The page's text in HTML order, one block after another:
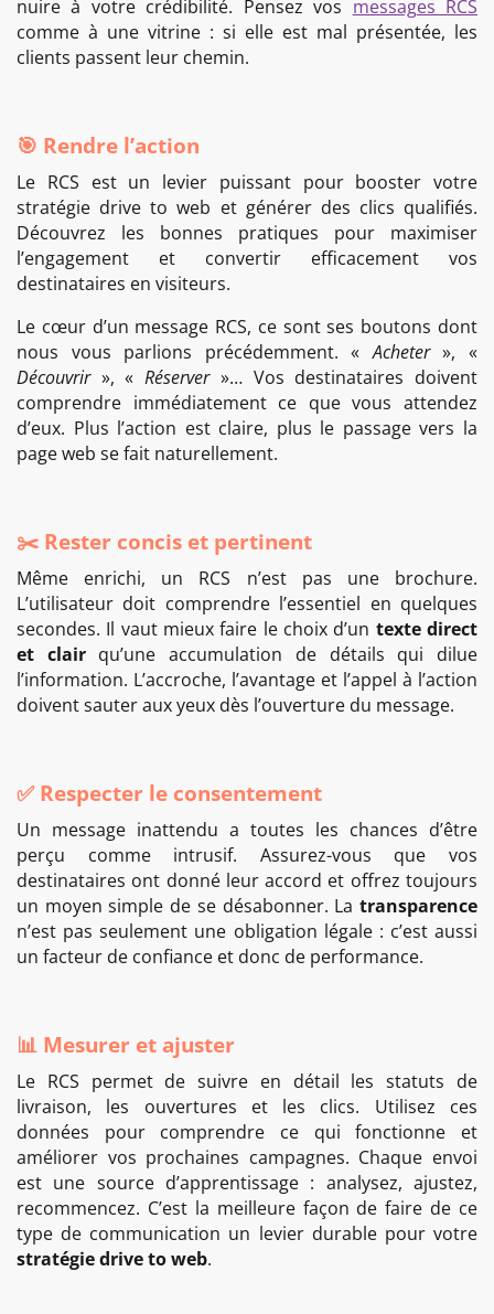
nuire à votre crédibilité. Pensez vos messages RCS
comme à une vitrine : si elle est mal présentée, les
clients passent leur chemin.
🎯 Rendre l’action
Le RCS est un levier puissant pour booster votre
stratégie drive to web et générer des clics qualifiés.
Découvrez les bonnes pratiques pour maximiser
l’engagement et convertir efficacement vos
destinataires en visiteurs.
Le cœur d’un message RCS, ce sont ses boutons dont
nous vous parlions précédemment. «Acheter», «
Découvrir», «Réserver»… Vos destinataires doivent
comprendre immédiatement ce que vous attendez
d’eux. Plus l’action est claire, plus le passage vers la
page web se fait naturellement.
✂️ Rester concis et pertinent
Même enrichi, un RCS n’est pas une brochure.
L’utilisateur doit comprendre l’essentiel en quelques
secondes. Il vaut mieux faire le choix d’un texte direct
et clairqu’une accumulation de détails qui dilue
l’information. L’accroche, l’avantage et l’appel à l’action
doivent sauter aux yeux dès l’ouverture du message.
✅ Respecter le consentement
Un message inattendu a toutes les chances d’être
perçu comme intrusif. Assurez-vous que vos
destinataires ont donné leur accord et offrez toujours
un moyen simple de se désabonner. La transparence
n’est pas seulement une obligation légale : c’est aussi
un facteur de confiance et donc de performance.
📊 Mesurer et ajuster
Le RCS permet de suivre en détail les statuts de
livraison, les ouvertures et les clics. Utilisez ces
données pour comprendre ce qui fonctionne et
améliorer vos prochaines campagnes. Chaque envoi
est une source d’apprentissage : analysez, ajustez,
recommencez. C’est la meilleure façon de faire de ce
type de communication un levier durable pour votre
stratégie drive to web.